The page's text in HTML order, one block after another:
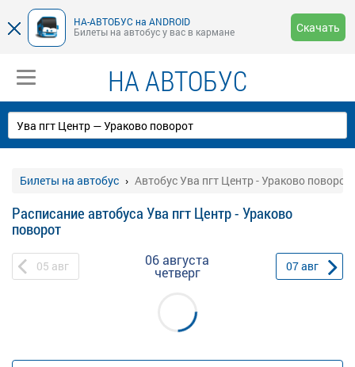
НА-АВТОБУС на ANDROID
Билеты на автобус у вас в кармане
Скачать
НА АВТОБУС
Билеты на автобус Автобус Ува пгт Центр - Ураково поворот
Расписание автобуса Ува пгт Центр - Ураково
поворот
05 авг 06 августа
четверг 07авг